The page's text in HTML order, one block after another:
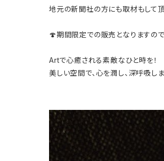
地元の新聞社の方にも取材もして頂
🍄期間限定での販売となりますの
Artで心癒される素敵なひと時を！
美しい空間で、心を潤し、深呼吸しま